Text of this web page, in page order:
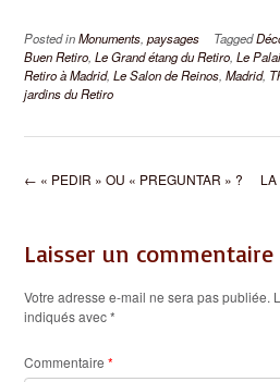
Posted inMonuments, paysages Tagged
Buen Retiro, Le Grand étang du Retiro, Le
Retiro à Madrid, Le Salon de Reinos, Madrid,
jardins du Retiro
Post
LA
← « PEDIR » OU « PREGUNTAR » ?
Laisser un commentaire
Votre adresse e-mail ne sera pas publiée.
indiqués avec*
Commentaire *